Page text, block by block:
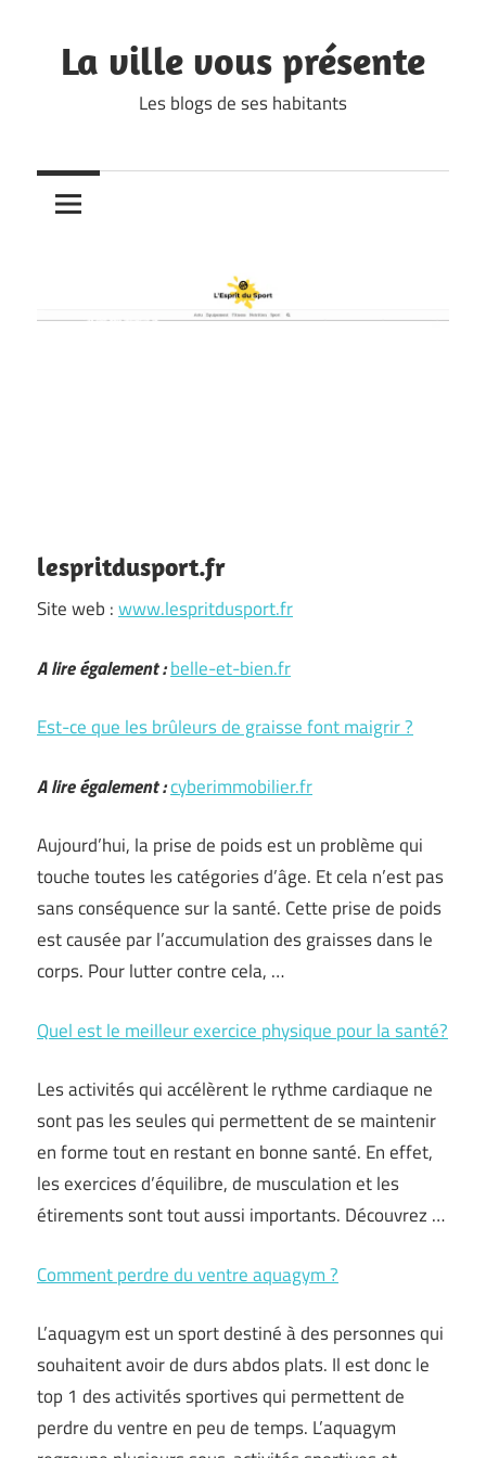
content
La ville vous présente
Les blogs de ses habitants
lespritdusport.fr
Site web :www.lespritdusport.fr
A lire également :belle-et-bien.fr
Est-ce que les brûleurs de graisse font maigrir ?
A lire également :cyberimmobilier.fr
Aujourd’hui, la prise de poids est un problème qui
touche toutes les catégories d’âge. Et cela n’est pas
sans conséquence sur la santé. Cette prise de poids
est causée par l’accumulation des graisses dans le
corps. Pour lutter contre cela, …
Quel est le meilleur exercice physique pour la santé?
Les activités qui accélèrent le rythme cardiaque ne
sont pas les seules qui permettent de se maintenir
en forme tout en restant en bonne santé. En effet,
les exercices d’équilibre, de musculation et les
étirements sont tout aussi importants. Découvrez …
Comment perdre du ventre aquagym ?
L’aquagym est un sport destiné à des personnes qui
souhaitent avoir de durs abdos plats. Il est donc le
top 1 des activités sportives qui permettent de
perdre du ventre en peu de temps. L’aquagym